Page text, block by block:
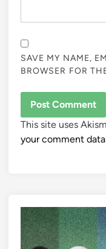
SAVE MY NAME,
BROWSER FOR
This site uses
your comment